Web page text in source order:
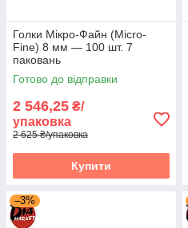
Голки Мікро-Файн (Micro-
Fine) 8 мм — 100 шт. 7
паковань
Готово до відправки
2 546,25 ₴/
упаковка
2 625 ₴/упаковка
Купити
–3%